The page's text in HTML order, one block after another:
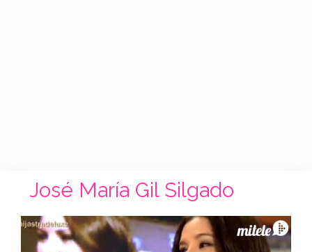
José María Gil Silgado